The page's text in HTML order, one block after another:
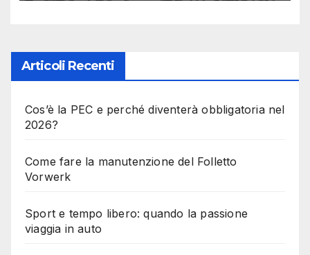
Articoli Recenti
Cos’è la PEC e perché diventerà obbligatoria nel
2026?
Come fare la manutenzione del Folletto
Vorwerk
Sport e tempo libero: quando la passione
viaggia in auto